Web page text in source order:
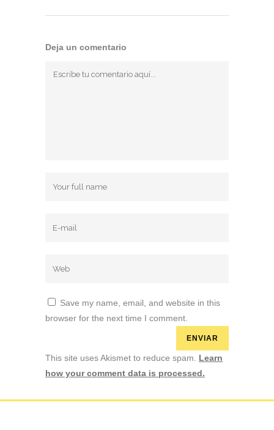
Deja un comentario
Save my name, email, and website in this
browser for the next time I comment.
This site uses Akismet to reduce spam. Learn
how your comment data is processed.